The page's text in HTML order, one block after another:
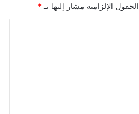
الحقول الإلزامية مشار إليها بـ *